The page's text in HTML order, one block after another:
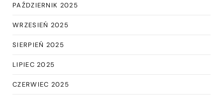
PAŹDZIERNIK 2025
WRZESIEŃ 2025
SIERPIEŃ 2025
LIPIEC 2025
CZERWIEC 2025